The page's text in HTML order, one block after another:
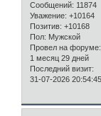
Сообщений: 11874
Уважение: +10164
Позитив: +10168
Пол: Мужской
Провел на форуме:
1 месяц 29 дней
Последний визит:
31-07-2026 20:54:45